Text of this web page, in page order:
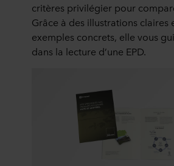
critères privilégier pour
Grâce à des illustrations claires
exemples concrets, elle vous
dans la lecture d’une EPD.